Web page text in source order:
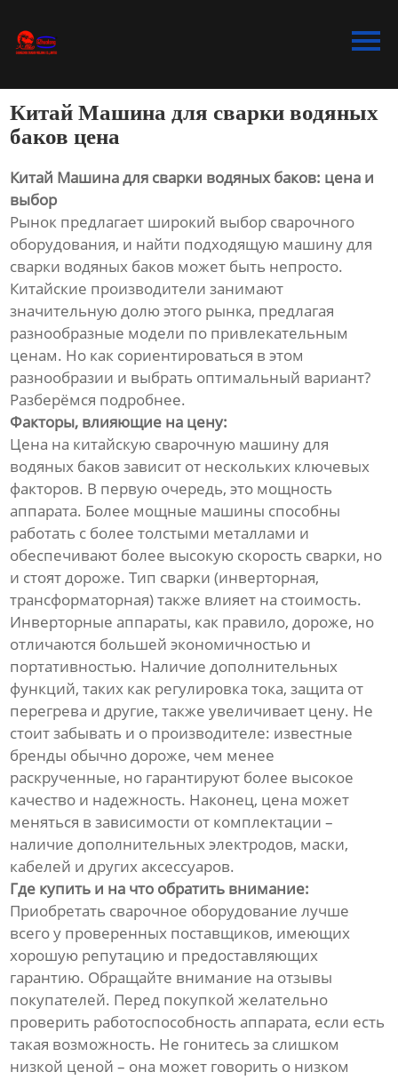
Bидео
О Hас
Контакты
Китай Машина для сварки водяных
баков цена
Китай Машина для сварки водяных баков: цена и
выбор
Рынок предлагает широкий выбор сварочного
оборудования, и найти подходящую машину для
сварки водяных баков может быть непросто.
Китайские производители занимают
значительную долю этого рынка, предлагая
разнообразные модели по привлекательным
ценам. Но как сориентироваться в этом
разнообразии и выбрать оптимальный вариант?
Разберёмся подробнее.
Факторы, влияющие на цену:
Цена на китайскую сварочную машину для
водяных баков зависит от нескольких ключевых
факторов. В первую очередь, это мощность
аппарата. Более мощные машины способны
работать с более толстыми металлами и
обеспечивают более высокую скорость сварки, но
и стоят дороже. Тип сварки (инверторная,
трансформаторная) также влияет на стоимость.
Инверторные аппараты, как правило, дороже, но
отличаются большей экономичностью и
портативностью. Наличие дополнительных
функций, таких как регулировка тока, защита от
перегрева и другие, также увеличивает цену. Не
стоит забывать и о производителе: известные
бренды обычно дороже, чем менее
раскрученные, но гарантируют более высокое
качество и надежность. Наконец, цена может
меняться в зависимости от комплектации –
наличие дополнительных электродов, маски,
кабелей и других аксессуаров.
Где купить и на что обратить внимание:
Приобретать сварочное оборудование лучше
всего у проверенных поставщиков, имеющих
хорошую репутацию и предоставляющих
гарантию. Обращайте внимание на отзывы
покупателей. Перед покупкой желательно
проверить работоспособность аппарата, если есть
такая возможность. Не гонитесь за слишком
низкой ценой – она может говорить о низком